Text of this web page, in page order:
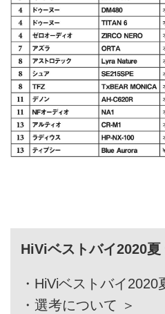
HiViベストバイ2020夏
・ HiViベストバイ2020
・ 選考について ＞